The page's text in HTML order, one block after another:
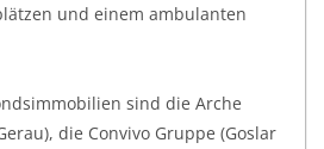
und einem ambulanten
sind die Arche
die Convivo Gruppe (Goslar